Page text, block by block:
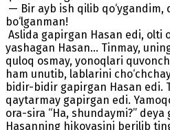
— Bir ayb ish qilib qo‘ygandim,
bo‘lganman!
Aslida gapirgan Hasan edi, olti
yashagan Hasan… Tinmay,
quloq osmay, yonoqlari
ham unutib, lablarini
bidir-bidir gapirgan Hasan edi.
qaytarmay gapirgan edi.
ora-sira “Ha, shundaymi?”
Hasanning hikoyasini berilib